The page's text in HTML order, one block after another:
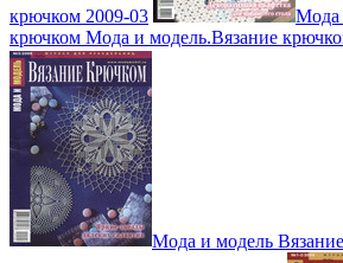
крючком 2009-03
Мода
крючком Мода и модель.Вязание
Мода и модель